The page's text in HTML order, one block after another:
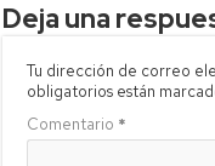
Deja una
Tu dirección de correo
obligatorios están
Comentario *